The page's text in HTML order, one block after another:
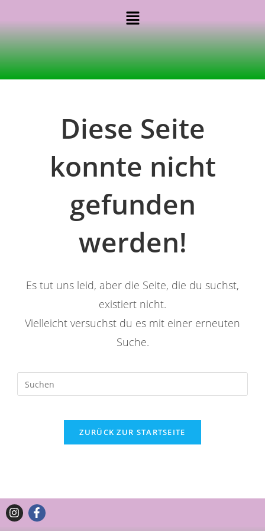
Diese Seite
konnte nicht
gefunden
werden!
Es tut uns leid, aber die Seite, die du suchst,
existiert nicht.
Vielleicht versuchst du es mit einer erneuten
Suche.
ZURÜCK ZUR STARTSEITE